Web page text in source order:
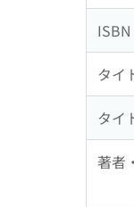
ISBN
タイ
タイ
著者